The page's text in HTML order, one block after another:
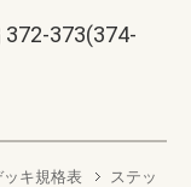
373(374-
キ規格表
ステッ